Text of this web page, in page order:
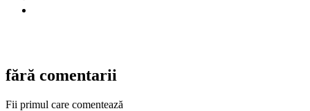
fără comentarii
Fii primul care comentează